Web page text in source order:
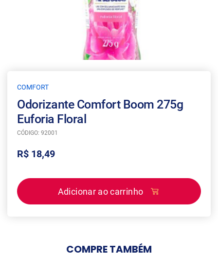
COMFORT
Odorizante Comfort Boom 275g
Euforia Floral
CÓDIGO: 92001
R$ 18,49
Adicionar ao carrinho
COMPRETAMBÉM